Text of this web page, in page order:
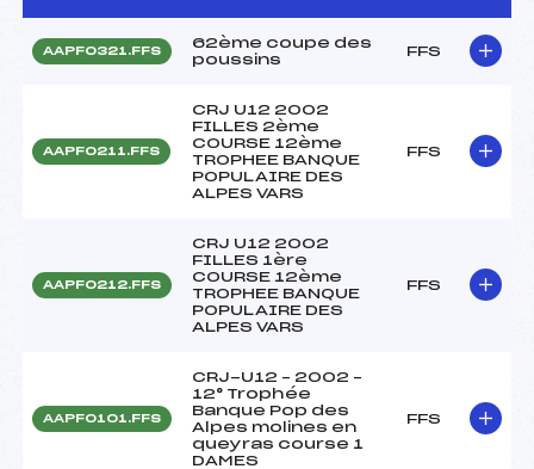
AAPF0321.FFS
62ème coupe des
poussins
FFS
AAPF0211.FFS
CRJ U12 2002
FILLES 2ème
COURSE 12ème
TROPHEE BANQUE
POPULAIRE DES
ALPES VARS
FFS
AAPF0212.FFS
CRJ U12 2002
FILLES 1ère
COURSE 12ème
TROPHEE BANQUE
POPULAIRE DES
ALPES VARS
FFS
AAPF0101.FFS
CRJ-U12 – 2002 –
12° Trophée
Banque Pop des
Alpes molines en
queyras course 1
DAMES
FFS